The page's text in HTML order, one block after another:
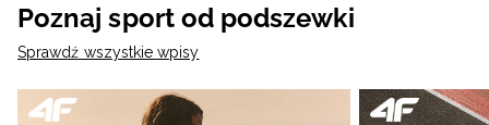
Poznaj sport od podszewki
Sprawdź wszystkie wpisy